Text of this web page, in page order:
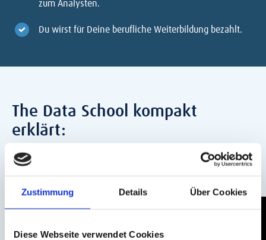
Zustimmung Details Über Cookies
Diese Webseite verwendet Cookies
zum Analysten.
Du wirst für Deine berufliche Weiterbildung bezahlt.
The Data School kompakt
erklärt: